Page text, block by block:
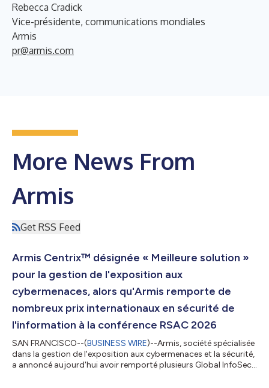
Rebecca Cradick
Vice-présidente, communications mondiales
Armis
pr@armis.com
More News From
Armis
Get RSS Feed
Armis Centrix™ désignée « Meilleure solution »
pour la gestion de l'exposition aux
cybermenaces, alors qu'Armis remporte de
nombreux prix internationaux en sécurité de
l'information à la conférence RSAC 2026
SAN FRANCISCO--(BUSINESS WIRE)--Armis, société spécialisée
dans la gestion de l'exposition aux cybermenaces et la sécurité,
a annoncé aujourd'hui avoir remporté plusieurs Global InfoSec